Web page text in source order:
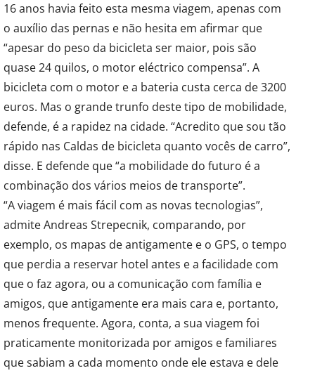
16 anos havia feito esta mesma viagem, apenas com
o auxílio das pernas e não hesita em afirmar que
“apesar do peso da bicicleta ser maior, pois são
quase 24 quilos, o motor eléctrico compensa”. A
bicicleta com o motor e a bateria custa cerca de 3200
euros. Mas o grande trunfo deste tipo de mobilidade,
defende, é a rapidez na cidade. “Acredito que sou tão
rápido nas Caldas de bicicleta quanto vocês de carro”,
disse. E defende que “a mobilidade do futuro é a
combinação dos vários meios de transporte”.
“A viagem é mais fácil com as novas tecnologias”,
admite Andreas Strepecnik, comparando, por
exemplo, os mapas de antigamente e o GPS, o tempo
que perdia a reservar hotel antes e a facilidade com
que o faz agora, ou a comunicação com família e
amigos, que antigamente era mais cara e, portanto,
menos frequente. Agora, conta, a sua viagem foi
praticamente monitorizada por amigos e familiares
que sabiam a cada momento onde ele estava e dele